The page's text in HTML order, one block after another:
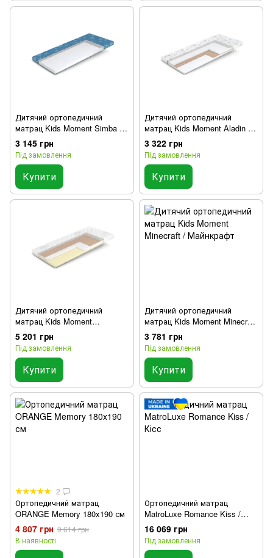
Дитячий ортопедичний
матрац Kids Moment Simba /
Сімба
3 145 грн
Під замовлення
Купити
Дитячий ортопедичний
матрац Kids Moment Aladin /
Аладін
3 322 грн
Під замовлення
Купити
Дитячий ортопедичний
матрац Kids Moment
Hotwheels / Хотвілс
5 201 грн
Під замовлення
Купити
Дитячий ортопедичний
матрац Kids Moment Minecraft
/ Майнкрафт
3 781 грн
Під замовлення
Купити
2
Ортопедичний матрац
ORANGE Memory 180x190 см
4 807 грн 9 614 грн
В наявності
Ортопедичний матрац
MatroLuxe Romance Kiss /
Кісс
16 069 грн
Під замовлення